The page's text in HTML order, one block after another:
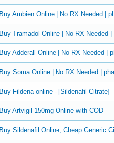
Buy Ambien Online | No RX Needed |
Buy Tramadol Online | No RX Needed |
Buy Adderall Online | No RX Needed |
Buy Soma Online | No RX Needed |
Buy Fildena online - [Sildenafil Citrate]
Buy Artvigil 150mg Online with COD
Buy Sildenafil Online, Cheap Generic